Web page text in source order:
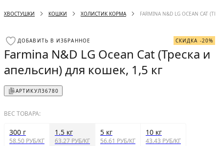
ХВОСТУШКИ КОШКИ ХОЛИСТИК КОРМА FARMINA N&D LG OCEAN CAT
ДОБАВИТЬ В ИЗБРАННОЕ СКИДКА -20%
Farmina N&D LG Ocean Cat (Треска и
апельсин) для кошек, 1,5 кг
АРТИКУЛ36780
ВЕС ТОВАРА:
300 г
58.50 РУБ/КГ
1.5 кг
63.27 РУБ/КГ
5 кг
56.61 РУБ/КГ
10 кг
43.43 РУБ/КГ